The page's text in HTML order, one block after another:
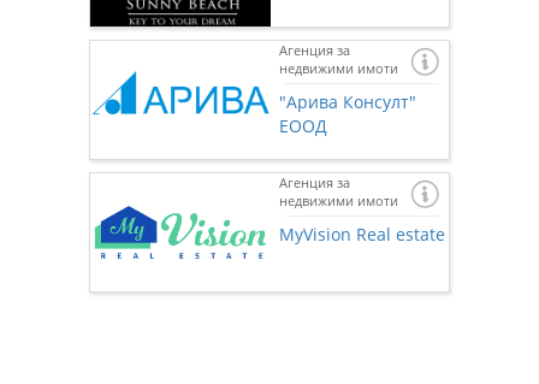
Агенция за
недвижими имоти
"Арива Консулт"
ЕООД
Агенция за
недвижими имоти
MyVision Real estate